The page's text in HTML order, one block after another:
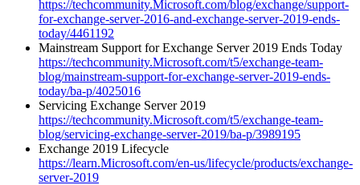
https://techcommunity.Microsoft.com/blog/exchange/support-
for-exchange-server-2016-and-exchange-server-2019-ends-
today/4461192
Mainstream Support for Exchange Server 2019 Ends Today
https://techcommunity.Microsoft.com/t5/exchange-team-
blog/mainstream-support-for-exchange-server-2019-ends-
today/ba-p/4025016
Servicing Exchange Server 2019
https://techcommunity.Microsoft.com/t5/exchange-team-
blog/servicing-exchange-server-2019/ba-p/3989195
Exchange 2019 Lifecycle
https://learn.Microsoft.com/en-us/lifecycle/products/exchange-
server-2019